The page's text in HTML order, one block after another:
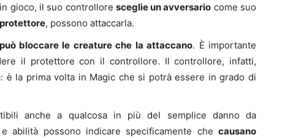
gioco, il suo controllore sceglie un avversario come suo
protettore, possono attaccarla.
bloccare le creature che la attaccano. È importante
il protettore con il controllore. Il controllore, infatti,
è la prima volta in Magic che si potrà essere in grado di
anche a qualcosa in più del semplice danno da
abilità possono indicare specificamente che causano